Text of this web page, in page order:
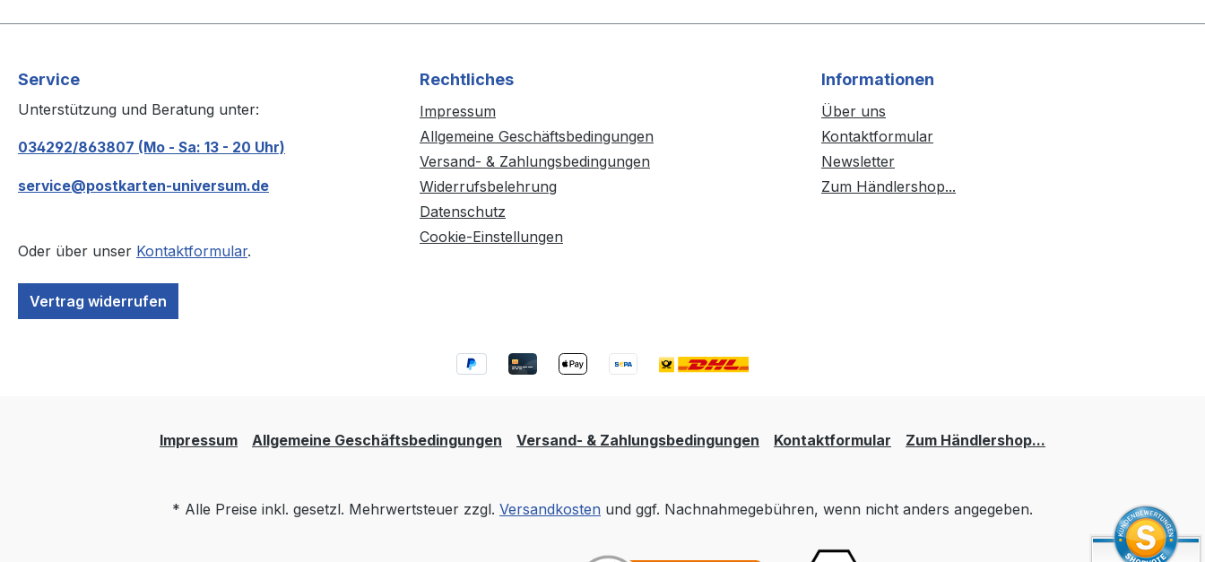
Service
Unterstützung und Beratung unter:
034292/863807 (Mo - Sa: 13 - 20 Uhr)
service@postkarten-universum.de
Oder über unser Kontaktformular.
Vertrag widerrufen
Rechtliches
Impressum
Allgemeine Geschäftsbedingungen
Versand- & Zahlungsbedingungen
Widerrufsbelehrung
Datenschutz
Cookie-Einstellungen
Informationen
Über uns
Kontaktformular
Newsletter
Zum Händlershop...
Impressum Allgemeine Geschäftsbedingungen Versand- & Zahlungsbedingungen Kontaktformular Zum Händlershop...
* Alle Preise inkl. gesetzl. Mehrwertsteuer zzgl. Versandkosten und ggf. Nachnahmegebühren, wenn nicht anders angegeben.